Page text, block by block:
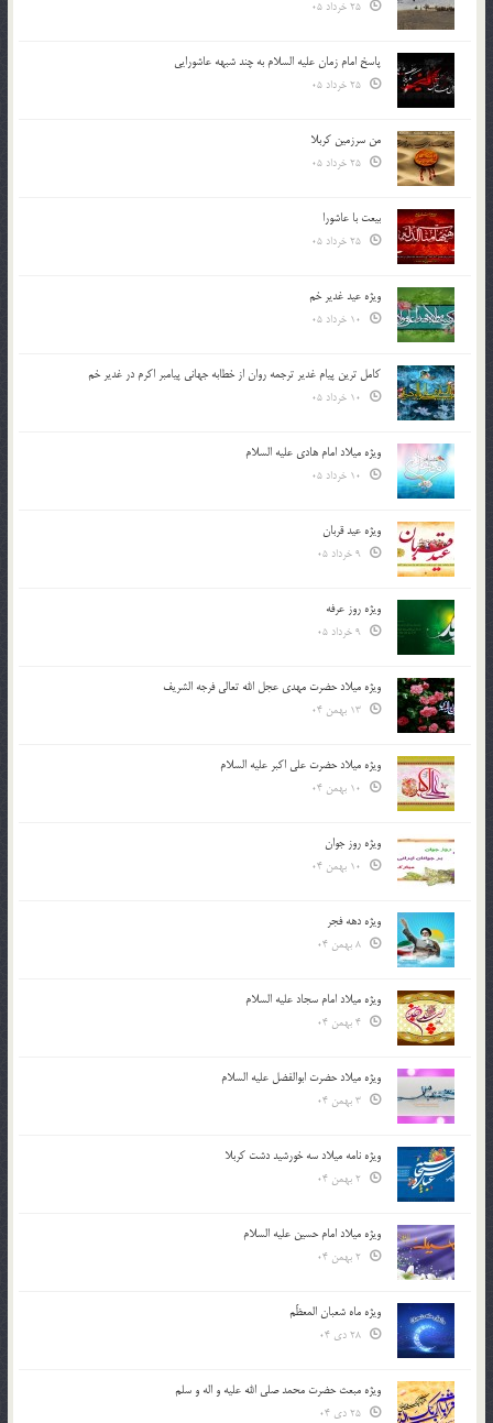
پاسخ امام زمان علیه السلام به چند شبهه عاشورایی
من سرزمین کربلا
بیعت با عاشورا
ویژه عید غدیر خم
کامل ترین پیام غدیر ترجمه روان از خطابه جهانی پیامبر اکرم در غدیر خم
ویژه میلاد امام هادی علیه السلام
ویژه عید قربان
ویژه روز عرفه
ویژه میلاد حضرت مهدی عجل الله تعالی فرجه الشريف
ویژه میلاد حضرت علی اکبر علیه السلام
ویژه روز جوان
ویژه دهه فجر
ویژه میلاد امام سجاد علیه السلام
ویژه میلاد حضرت ابوالفضل علیه السلام
ویژه نامه میلاد سه خورشید دشت کربلا
ویژه میلاد امام حسین علیه السلام
ویژه ماه شعبان المعظّم
ویژه مبعث حضرت محمد صلی الله علیه و اله و سلم